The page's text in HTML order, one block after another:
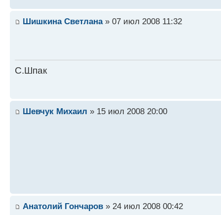
Шишкина Светлана» 07 июл 2008 11:32
С.Шпак
Шевчук Михаил » 15 июл 2008 20:00
Анатолий Гончаров » 24 июл 2008 00:42